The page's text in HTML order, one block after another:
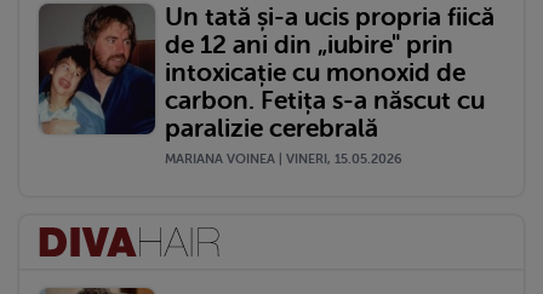
Un tată și-a ucis propria fiică
de 12 ani din „iubire" prin
intoxicație cu monoxid de
carbon. Fetița s-a născut cu
paralizie cerebrală
MARIANA VOINEA | VINERI, 15.05.2026